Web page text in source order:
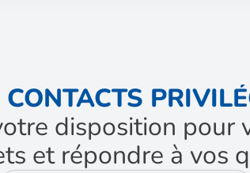
disposition pour
et répondre à vos